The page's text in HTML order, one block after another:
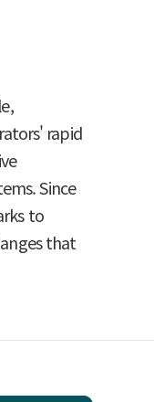
rapid
Since
to
that